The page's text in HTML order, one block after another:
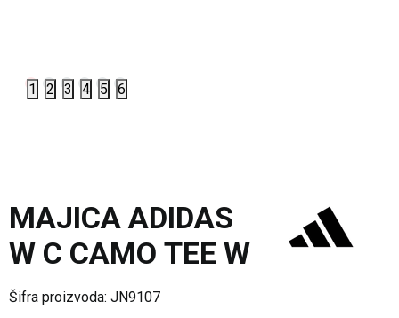
1 2 3 4 5 6
MAJICA ADIDAS
W C CAMO TEE W
Šifra proizvoda: JN9107